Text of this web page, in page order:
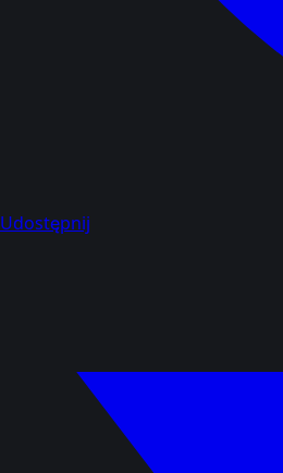
Udostępnij